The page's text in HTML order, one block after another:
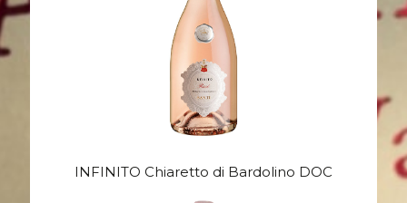
INFINITO Chiaretto di Bardolino DOC